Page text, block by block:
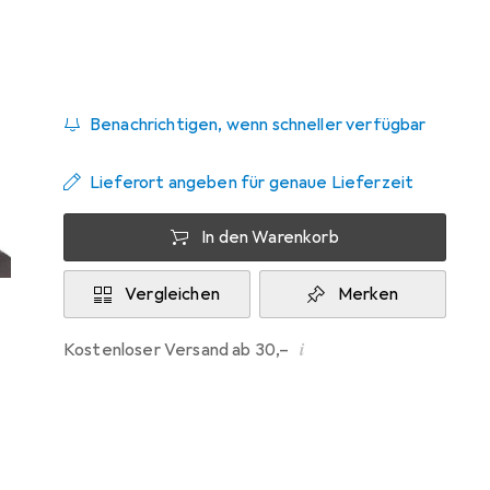
Benachrichtigen, wenn schneller verfügbar
Lieferort angeben für genaue Lieferzeit
In den Warenkorb
Vergleichen Merken
Kostenloser Versand ab 30,– i